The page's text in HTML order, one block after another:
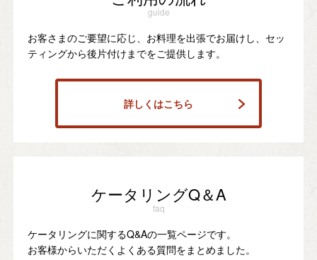
guide
お客さまのご要望に応じ、お料理を出張でお届けし、セッ
ティングから後片付けまでをご提供します。
詳しくはこちら
ケータリングQ＆A
faq
ケータリングに関するQ&Aの一覧ページです。
お客様からいただくよくある質問をまとめました。